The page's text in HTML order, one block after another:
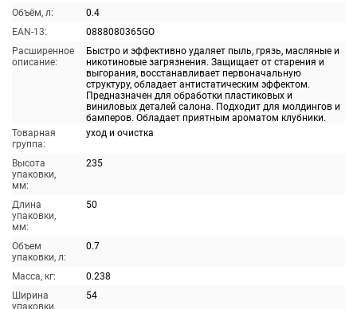
Объём, л:
0.4
EAN-13:
0888080365GO
Расширенное
описание:
Быстро и эффективно удаляет пыль, грязь, масляные и
никотиновые загрязнения. Защищает от старения и
выгорания, восстанавливает первоначальную
структуру, обладает антистатическим эффектом.
Предназначен для обработки пластиковых и
виниловых деталей салона. Подходит для молдингов и
бамперов. Обладает приятным ароматом клубники.
Товарная
группа:
уход и очистка
Высота
упаковки,
мм:
235
Длина
упаковки,
мм:
50
Объем
упаковки, л:
0.7
Масса, кг:
0.238
Ширина
упаковки,
54